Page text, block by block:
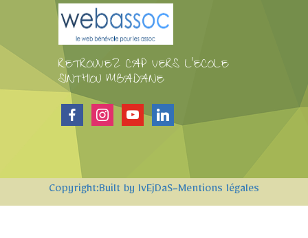
RETROUVEZ CAP VERS L'ECOLE
SINTHIOU MBADANE
facebookinstagramyoutubelinkedin
Copyright:Built by IvEjDaS-Mentions légales